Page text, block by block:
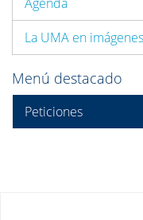
La UMA en imágenes
Menú destacado
Peticiones